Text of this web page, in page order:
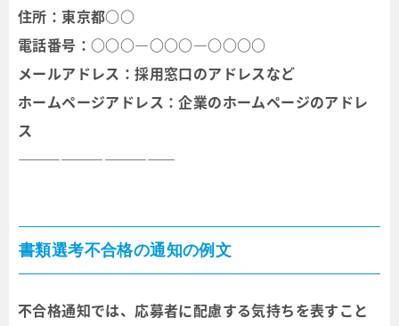
住所：東京都○○
電話番号：○○○―○○○―○○○○
メールアドレス：採用窓口のアドレスなど
ホームページアドレス：企業のホームページのアドレ
ス
―――――――――――
書類選考不合格の通知の例文
不合格通知では、応募者に配慮する気持ちを表すこと